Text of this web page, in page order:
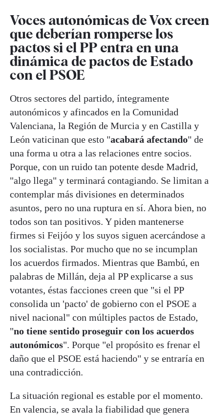
Voces autonómicas de Vox creen
que deberían romperse los
pactos si el PP entra en una
dinámica de pactos de Estado
con el PSOE
Otros sectores del partido, íntegramente
autonómicos y afincados en la Comunidad
Valenciana, la Región de Murcia y en Castilla y
León vaticinan que esto "acabará afectando" de
una forma u otra a las relaciones entre socios.
Porque, con un ruido tan potente desde Madrid,
"algo llega" y terminará contagiando. Se limitan a
contemplar más divisiones en determinados
asuntos, pero no una ruptura en sí. Ahora bien, no
todos son tan positivos. Y piden mantenerse
firmes si Feijóo y los suyos siguen acercándose a
los socialistas. Por mucho que no se incumplan
los acuerdos firmados. Mientras que Bambú, en
palabras de Millán, deja al PP explicarse a sus
votantes, éstas facciones creen que "si el PP
consolida un 'pacto' de gobierno con el PSOE a
nivel nacional" con múltiples pactos de Estado,
"no tiene sentido proseguir con los acuerdos
autonómicos". Porque "el propósito es frenar el
daño que el PSOE está haciendo" y se entraría en
una contradicción.
La situación regional es estable por el momento.
En valencia, se avala la fiabilidad que genera